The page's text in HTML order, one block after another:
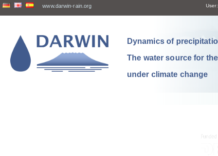
www.darwin-rain.org User:
Dynamics of
The water source for
under climate change